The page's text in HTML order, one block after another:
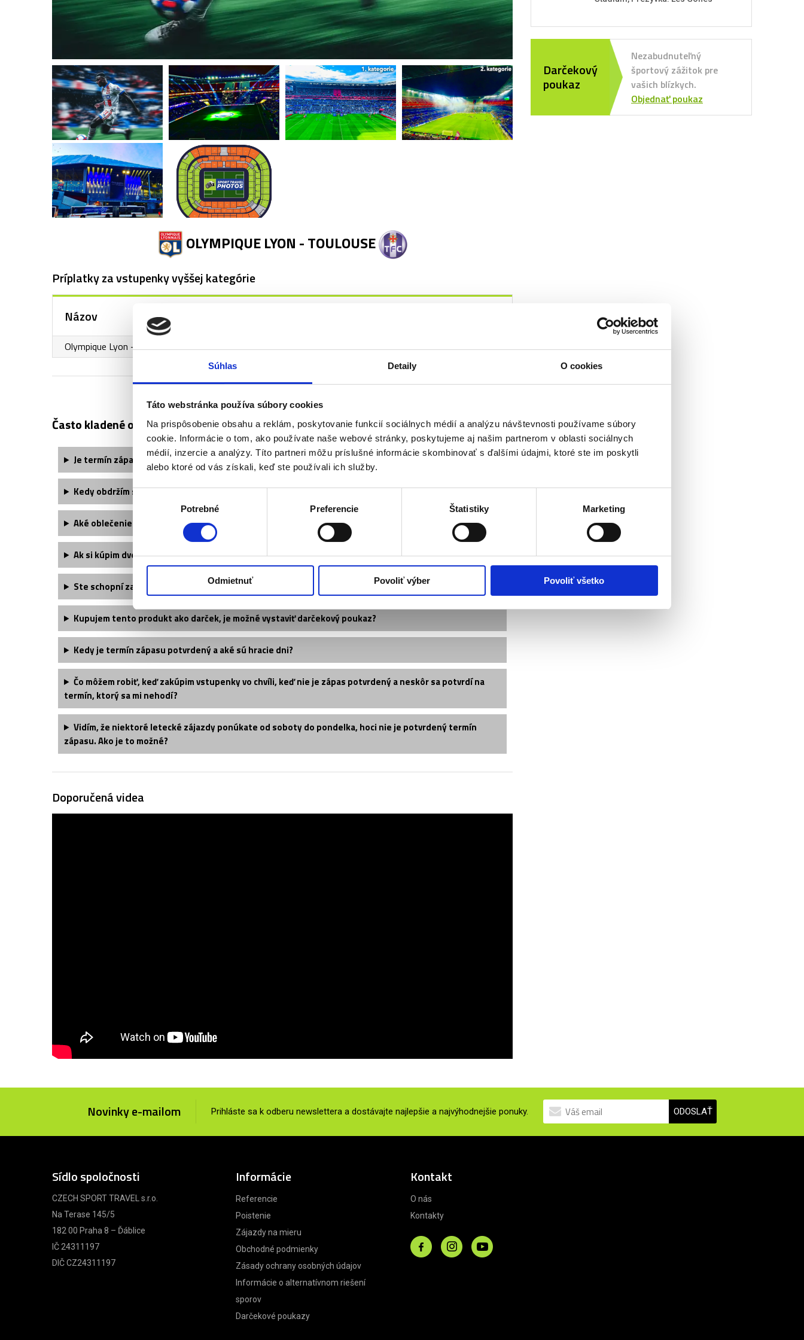
Súhlas Detaily O cookies
Táto webstránka používa súbory cookies
Na prispôsobenie obsahu a reklám, poskytovanie funkcií sociálnych médií a analýzu návštevnosti používame súbory
cookie. Informácie o tom, ako používate naše webové stránky, poskytujeme aj našim partnerom v oblasti sociálnych
médií, inzercie a analýzy. Títo partneri môžu príslušné informácie skombinovať s ďalšími údajmi, ktoré ste im poskytli
alebo ktoré od vás získali, keď ste používali ich služby.
Výber
súhlasu
Potrebné Preferencie Štatistiky Marketing
Odmietnuť Povoliť výber Povoliť všetko
Hamburger SV
Hertha Berlín
Schalke 04
Werder Bremen
DFB Pokal
Superpohár
FC Bruggy
KAA Gent
Royal Antwerpy
Cercle Bruggy
Standard Liège
Ajax Amsterdam
Feyenoord
PSV Eindhoven
FC Volendam
SL Benfica
Aberdeen FC
Celtic FC
Rangers FC
OLYMPIQUE LYON - TOULOUSE
Príplatky za vstupenky vyššej kategórie
Názov
Olympique Lyon - Toulouse - 2. kategória - sektor 107 10 EUR
Často kladené otázky:
Je termín zápasu finálne potvrdený?
Kedy obdržím svoje vstupenky?
Aké oblečenie si môžem vziať?
Ak si kúpim dve vstupenky, budem mať miesta vedľa seba?
Ste schopní zabezpečiť väčšie množstvo vstupeniek?
Kupujem tento produkt ako darček, je možné vystaviť darčekový poukaz?
Kedy je termín zápasu potvrdený a aké sú hracie dni?
Čo môžem robiť, keď zakúpim vstupenky vo chvíli, keď nie je zápas potvrdený a neskôr sa potvrdí na
termín, ktorý sa mi nehodí?
Vidím, že niektoré letecké zájazdy ponúkate od soboty do pondelka, hoci nie je potvrdený termín
zápasu. Ako je to možné?
Doporučená videa
Darčekový
poukaz
Nezabudnuteľný
športový zážitok pre
vašich blízkych.
Objednať poukaz
Novinky e-mailom Prihláste sa k odberu newslettera a dostávajte najlepšie a najvýhodnejšie ponuky. ODOSLAŤ
Sídlo spoločnosti
CZECH SPORT TRAVEL s.r.o.
Na Terase 145/5
182 00 Praha 8 – Ďáblice
IČ 24311197
DIČ CZ24311197
Informácie
Referencie
Poistenie
Zájazdy na mieru
Obchodné podmienky
Zásady ochrany osobných údajov
Informácie o alternatívnom riešení
sporov
Darčekové poukazy
Kontakt
O nás
Kontakty